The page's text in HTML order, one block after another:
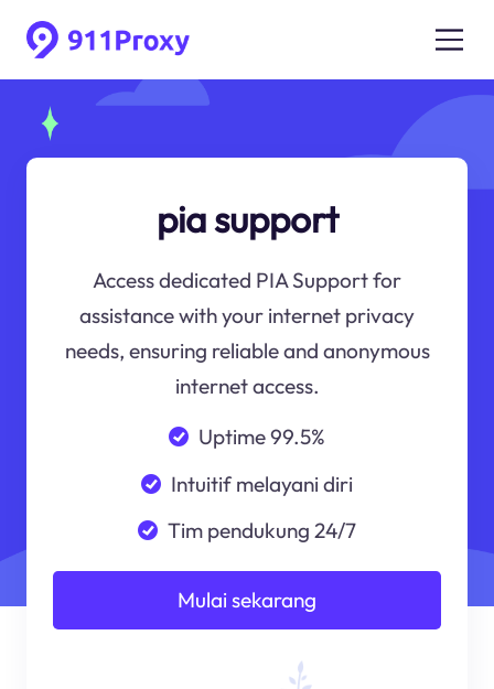
pia support
Access dedicated PIA Support for
assistance with your internet privacy
needs, ensuring reliable and anonymous
internet access.
Uptime 99.5%
Intuitif melayani diri
Tim pendukung 24/7
Mulai sekarang